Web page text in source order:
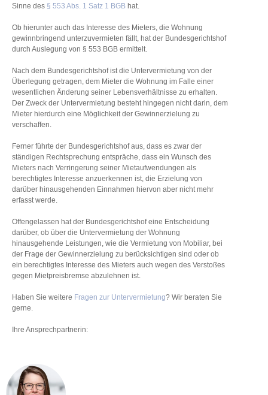
Sinne des § 553 Abs. 1 Satz 1 BGB hat.
Ob hierunter auch das Interesse des Mieters, die Wohnung
gewinnbringend unterzuvermieten fällt, hat der Bundesgerichtshof
durch Auslegung von § 553 BGB ermittelt.
Nach dem Bundesgerichtshof ist die Untervermietung von der
Überlegung getragen, dem Mieter die Wohnung im Falle einer
wesentlichen Änderung seiner Lebensverhältnisse zu erhalten.
Der Zweck der Untervermietung besteht hingegen nicht darin, dem
Mieter hierdurch eine Möglichkeit der Gewinnerzielung zu
verschaffen.
Ferner führte der Bundesgerichtshof aus, dass es zwar der
ständigen Rechtsprechung entspräche, dass ein Wunsch des
Mieters nach Verringerung seiner Mietaufwendungen als
berechtigtes Interesse anzuerkennen ist, die Erzielung von
darüber hinausgehenden Einnahmen hiervon aber nicht mehr
erfasst werde.
Offengelassen hat der Bundesgerichtshof eine Entscheidung
darüber, ob über die Untervermietung der Wohnung
hinausgehende Leistungen, wie die Vermietung von Mobiliar, bei
der Frage der Gewinnerzielung zu berücksichtigen sind oder ob
ein berechtigtes Interesse des Mieters auch wegen des Verstoßes
gegen Mietpreisbremse abzulehnen ist.
Haben Sie weitere Fragen zur Untervermietung? Wir beraten Sie
gerne.
Ihre Ansprechpartnerin: